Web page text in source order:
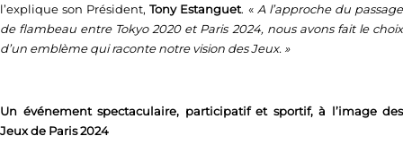
l’explique son Président,Tony Estanguet. « A l’approche du passage
de flambeau entre Tokyo 2020 et Paris 2024, nous avons fait le choix
d’un emblème qui raconte notre vision des Jeux. »
Un événement spectaculaire, participatif et sportif, à l’image des
Jeux de Paris 2024